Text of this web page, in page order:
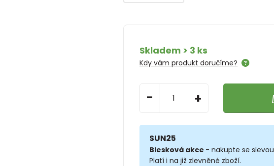
Skladem > 3 ks
Kdy vám produkt doručíme?
- +
SUN25
Blesková akce - nakupte se slevou
Platí i na již zlevněné zboží.